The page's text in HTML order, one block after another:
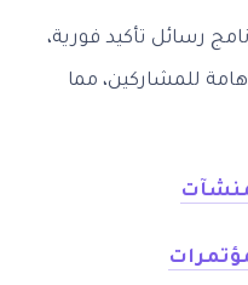
رسائل تأكيد فورية،
هامة للمشاركين، مما